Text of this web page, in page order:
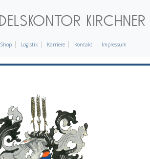
Shop Logistik Karriere Kontakt Impressum